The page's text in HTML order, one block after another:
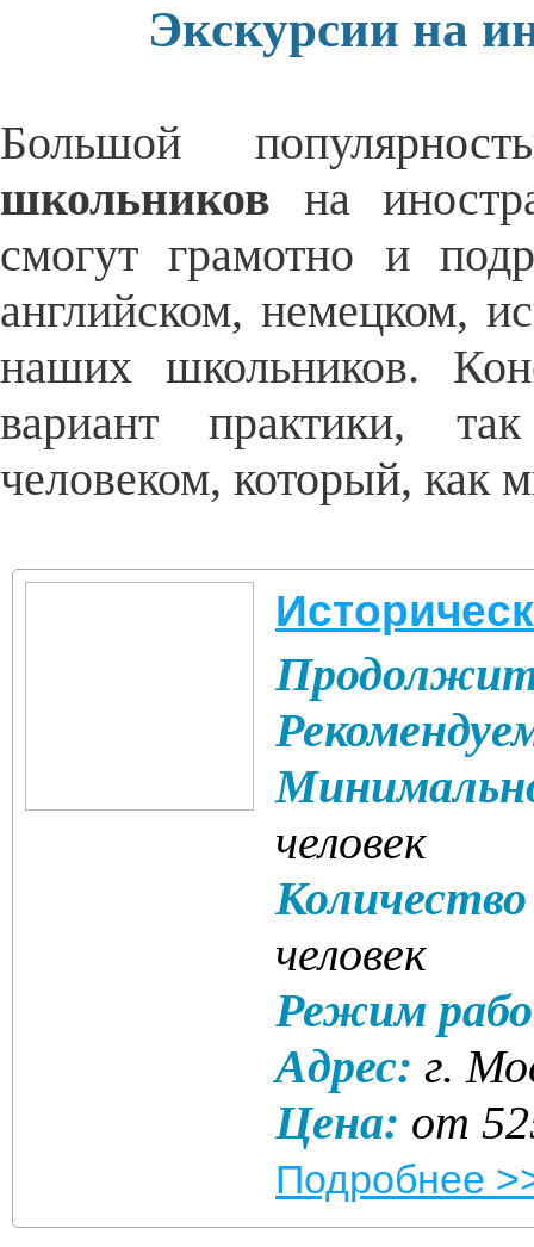
Экскурсии на
Большой
школьников на
смогут грамотно и
английском, немецком,
наших школьников.
вариант практики,
человеком, который, как
человек
человек
Режим
Адрес: г.
Цена: от
Подробнее